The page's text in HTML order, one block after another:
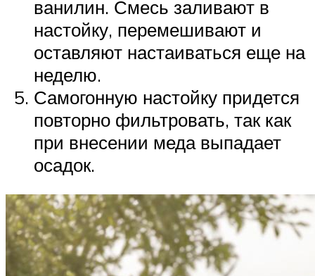
ванилин. Смесь заливают в
настойку, перемешивают и
оставляют настаиваться еще на
неделю.
Самогонную настойку придется
повторно фильтровать, так как
при внесении меда выпадает
осадок.